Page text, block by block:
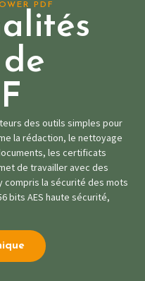
PDF
des outils simples pour
la rédaction, le nettoyage
les certificats
de travailler avec des
compris la sécurité des mots
bits AES haute sécurité,